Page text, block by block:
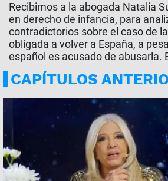
Recibimos a la abogada Natalia
en derecho de infancia, para
contradictorios sobre el caso de
obligada a volver a España, a
español es acusado de abusarla.
CAPÍTULOS